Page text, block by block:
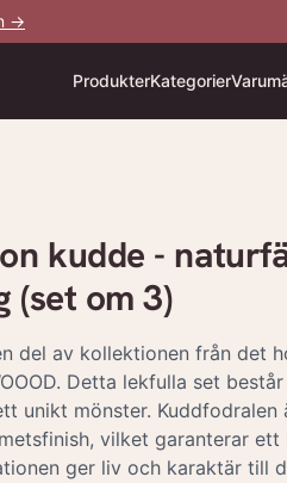
→
ProdukterKategorier
kudde -
(set om 3)
del av kollektionen från det
Detta lekfulla set
unikt mönster. Kuddfodralen
vilket garanterar
ger liv och karaktär till